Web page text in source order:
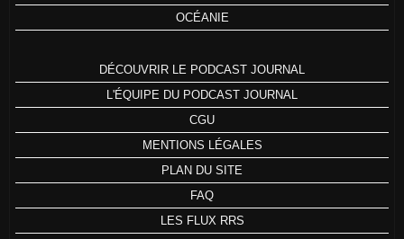
OCÉANIE
DÉCOUVRIR LE PODCAST JOURNAL
L'ÉQUIPE DU PODCAST JOURNAL
CGU
MENTIONS LÉGALES
PLAN DU SITE
FAQ
LES FLUX RRS